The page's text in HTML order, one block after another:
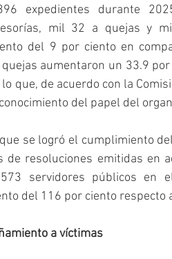
expedientes durante
mil 32 a quejas y
del 9 por ciento en
aumentaron un 33.9
que, de acuerdo con la
del papel del
se logró el cumplimiento
de resoluciones emitidas en
servidores públicos en
del 116 por ciento respecto
a víctimas